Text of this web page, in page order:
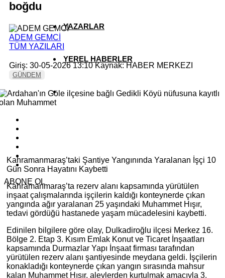
YAZARLAR
YEREL HABERLER
boğdu
ADEM GEMCİ
TÜM YAZILARI
Giriş: 30-05-2026 13:10Kaynak: HABER MERKEZI
GÜNDEM
ABONE OL
Kahramanmaraş’taki Şantiye Yangınında Yaralanan İşçi 10
Gün Sonra Hayatını Kaybetti
Kahramanmaraş’ta rezerv alanı kapsamında yürütülen
inşaat çalışmalarında işçilerin kaldığı konteynerde çıkan
yangında ağır yaralanan 25 yaşındaki Muhammet Hışır,
tedavi gördüğü hastanede yaşam mücadelesini kaybetti.
Edinilen bilgilere göre olay, Dulkadiroğlu ilçesi Merkez 16.
Bölge 2. Etap 3. Kısım Emlak Konut ve Ticaret İnşaatları
kapsamında Durmazlar Yapı İnşaat firması tarafından
yürütülen rezerv alanı şantiyesinde meydana geldi. İşçilerin
konakladığı konteynerde çıkan yangın sırasında mahsur
kalan Muhammet Hışır, alevlerden kurtulmak amacıyla 3.